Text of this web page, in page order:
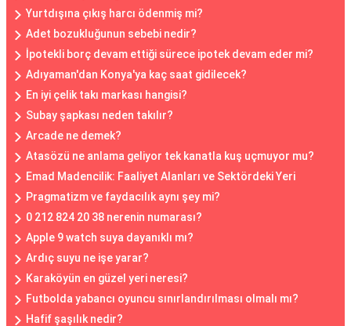
Yurtdışına çıkış harcı ödenmiş mi?
Adet bozukluğunun sebebi nedir?
İpotekli borç devam ettiği sürece ipotek devam eder mi?
Adıyaman'dan Konya'ya kaç saat gidilecek?
En iyi çelik takı markası hangisi?
Subay şapkası neden takılır?
Arcade ne demek?
Atasözü ne anlama geliyor tek kanatla kuş uçmuyor mu?
Emad Madencilik: Faaliyet Alanları ve Sektördeki Yeri
Pragmatizm ve faydacılık aynı şey mi?
0 212 824 20 38 nerenin numarası?
Apple 9 watch suya dayanıklı mı?
Ardıç suyu ne işe yarar?
Karaköyün en güzel yeri neresi?
Futbolda yabancı oyuncu sınırlandırılması olmalı mı?
Hafif şaşılık nedir?